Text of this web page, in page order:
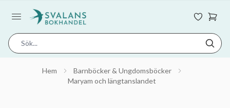
Hem
Barnböcker & Ungdomsböcker
Maryam och längtanslandet